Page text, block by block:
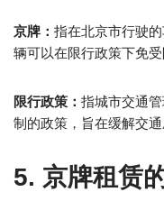
京牌： 指在北京市行驶
辆可以在限行政策下免受
限行政策： 指城市交通
制的政策，旨在缓解交通
5. 京牌租赁